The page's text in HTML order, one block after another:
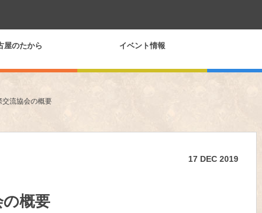
屋のたから イベント情報
交流協会の概要
17 DEC 2019
概要